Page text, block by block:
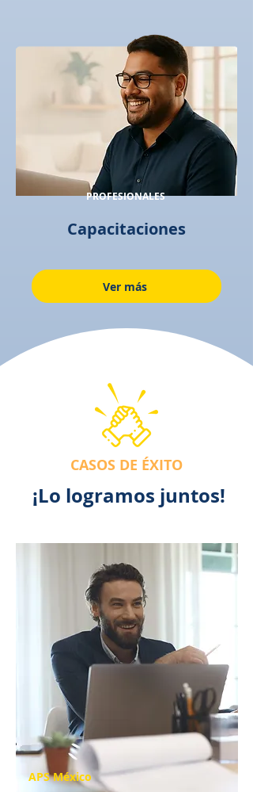
PROFESIONALES
Capacitaciones
Ver más
CASOS DE ÉXITO
¡Lo logramos juntos!
APS México